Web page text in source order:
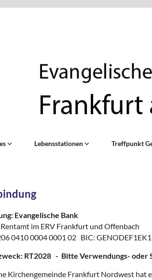
Lebensstationen Treffpunkt
Evangelische Bank
im ERV Frankfurt und Offenbach
0410 0004 0001 02 BIC: GENODEF1EK1
RT2028 - Bitte Verwendungs- oder
Kirchengemeinde Frankfurt Nordwest hat